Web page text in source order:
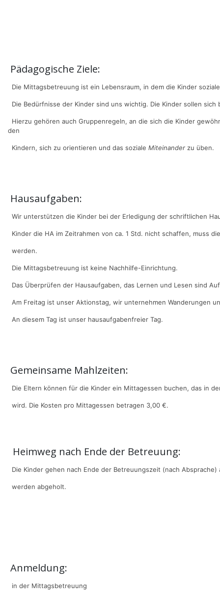
Pädagogische Ziele:
Die Mittagsbetreuung ist ein Lebensraum, in dem die Kinder
Die Bedürfnisse der Kinder sind uns wichtig. Die Kinder sollen sich
Hierzu gehören auch Gruppenregeln, an die sich die Kinder
den
Kindern, sich zu orientieren und das soziale Miteinander zu üben.
Hausaufgaben:
Wir unterstützen die Kinder bei der Erledigung der schriftlichen
Kinder die HA im Zeitrahmen von ca. 1 Std. nicht schaffen, muss
werden.
Die Mittagsbetreuung ist keine Nachhilfe-Einrichtung.
Das Überprüfen der Hausaufgaben, das Lernen und Lesen sind
Am Freitag ist unser Aktionstag, wir unternehmen Wanderungen
An diesem Tag ist unser hausaufgabenfreier Tag.
Gemeinsame Mahlzeiten:
Die Eltern können für die Kinder ein Mittagessen buchen, das in
wird. Die Kosten pro Mittagessen betragen 3,00 €.
Heimweg nach Ende der Betreuung:
Die Kinder gehen nach Ende der Betreuungszeit (nach Absprache)
werden abgeholt.
Anmeldung:
in der Mittagsbetreuung